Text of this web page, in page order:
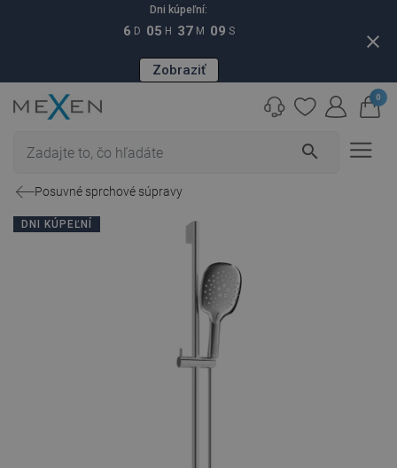
Dni kúpeľní:
6 D 05 H 37 M 09 S
Zobraziť
close
search
0
Posuvné sprchové súpravy
DNI KÚPEĽNÍ